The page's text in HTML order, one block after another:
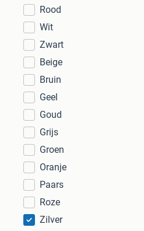
Rood
Wit
Zwart
Beige
Bruin
Geel
Goud
Grijs
Groen
Oranje
Paars
Roze
Zilver